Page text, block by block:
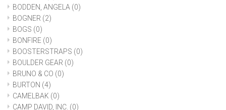
BODDEN, ANGELA (0)
BOGNER (2)
BOGS (0)
BONFIRE (0)
BOOSTERSTRAPS (0)
BOULDER GEAR (0)
BRUNO & CO (0)
BURTON (4)
CAMELBAK (0)
CAMP DAVID, INC. (0)